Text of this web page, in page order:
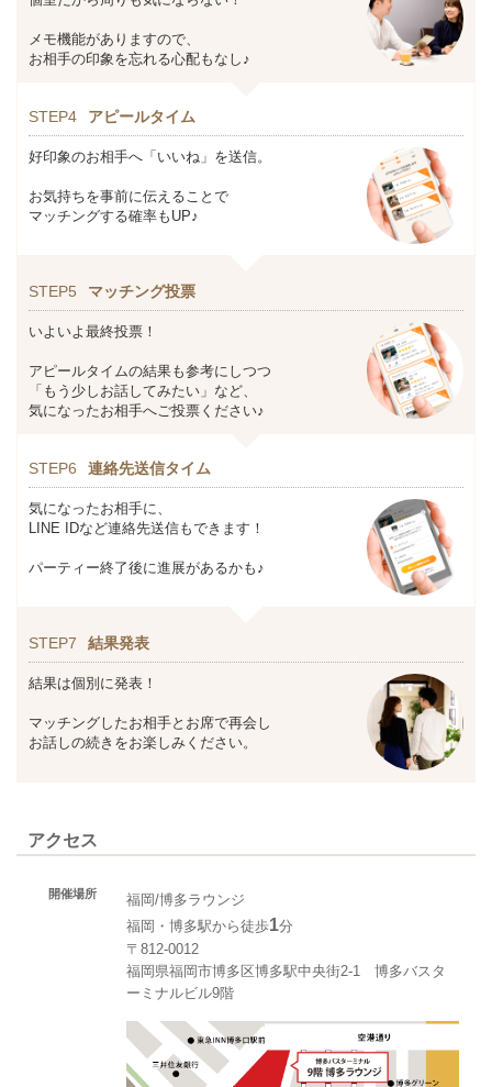
メモ機能がありますので、
お相手の印象を忘れる心配もなし♪
STEP4 アピールタイム
好印象のお相手へ「いいね」を送信。
お気持ちを事前に伝えることで
マッチングする確率もUP♪
STEP5 マッチング投票
いよいよ最終投票！
アピールタイムの結果も参考にしつつ
「もう少しお話してみたい」など、
気になったお相手へご投票ください♪
STEP6 連絡先送信タイム
気になったお相手に、
LINE IDなど連絡先送信もできます！
パーティー終了後に進展があるかも♪
STEP7 結果発表
結果は個別に発表！
マッチングしたお相手とお席で再会し
お話しの続きをお楽しみください。
アクセス
開催場所
福岡/博多ラウンジ
福岡・博多駅から徒歩1分
〒812-0012
福岡県福岡市博多区博多駅中央街2-1 博多バスタ
ーミナルビル9階